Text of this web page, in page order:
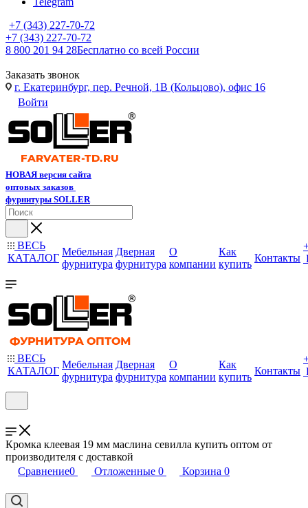
+7 (343) 227-70-72
+7 (343) 227-70-72
8 800 201 94 28Бесплатно со всей России
Заказать звонок
г. Екатеринбург, пер. Речной, 1В (Кольцово), офис 16
Войти
НОВАЯ версия сайта
оптовых заказов
фурнитуры SOLLER
ВЕСЬ
КАТАЛОГ
Мебельная
фурнитура
Дверная
фурнитура
О
компании
Как
купить
Контакты
ВЕСЬ
КАТАЛОГ
Мебельная
фурнитура
Дверная
фурнитура
О
компании
Как
купить
Контакты
Кромка клеевая 19 мм маслина севилла купить оптом от
производителя с доставкой
Сравнение0 Отложенные 0 Корзина 0